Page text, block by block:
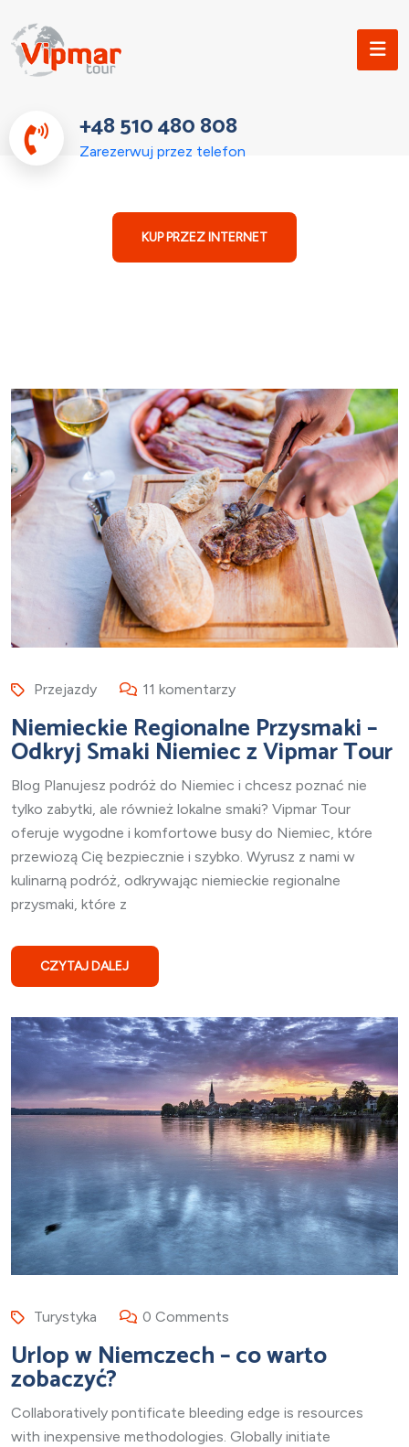
+48 510 480 808
Zarezerwuj przez telefon
KUP PRZEZ INTERNET
Przejazdy 11 komentarzy
Niemieckie Regionalne Przysmaki –
Odkryj Smaki Niemiec z Vipmar Tour
Blog Planujesz podróż do Niemiec i chcesz poznać nie
tylko zabytki, ale również lokalne smaki? Vipmar Tour
oferuje wygodne i komfortowe busy do Niemiec, które
przewiozą Cię bezpiecznie i szybko. Wyrusz z nami w
kulinarną podróż, odkrywając niemieckie regionalne
przysmaki, które z
CZYTAJ DALEJ
Turystyka 0 Comments
Urlop w Niemczech – co warto
zobaczyć?
Collaboratively pontificate bleeding edge is resources
with inexpensive methodologies. Globally initiate